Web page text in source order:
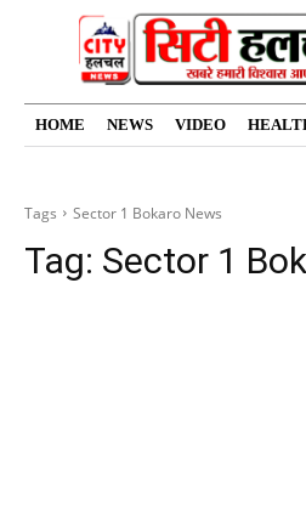
HOME NEWS VIDEO
Tags Sector 1 Bokaro News
Tag: Sector 1